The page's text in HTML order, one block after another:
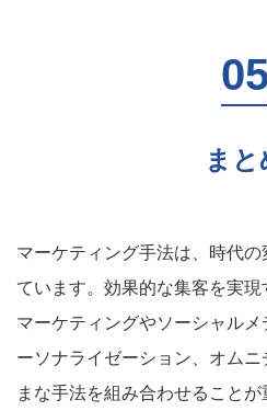
まと
マーケティング手法は、時代
ています。効果的な集客を実
マーケティングやソーシャル
ーソナライゼーション、オム
まな手法を組み合わせること